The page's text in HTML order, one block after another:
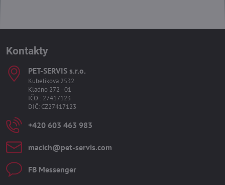
Kontakty
PET-SERVIS s​.r​.o​.
Kubelíkova 2532
Kladno 272 - 01
IČO : 27417123
DIČ: CZ27417123
+420 603 463 983
macich​@pet-servis​.com
FB Messenger